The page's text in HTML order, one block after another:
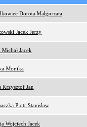
Dorota Małgorzata
Jacek Jerzy
Jacek
Monika
Krzysztof Jan
Piotr Stanisław
Wojciech Jacek